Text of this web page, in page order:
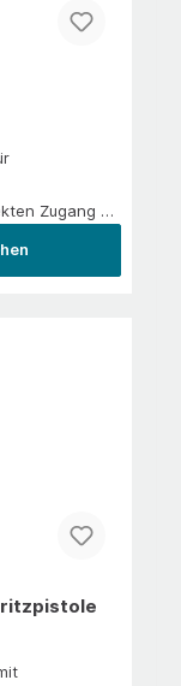
Zugang zu